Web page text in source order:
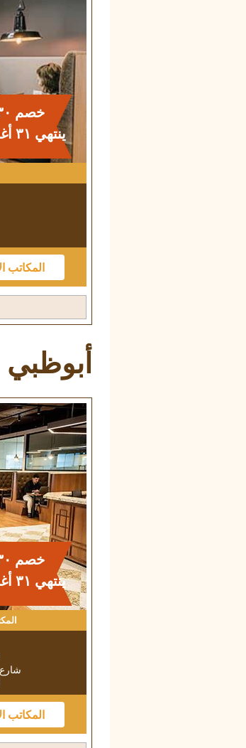
خصم ٣٠%!
ينتهي ٣۱ أغسطس
المكاتب
أبوظبي
خصم ٣٠%!
ينتهي ٣۱ أغسطس
المكاتب